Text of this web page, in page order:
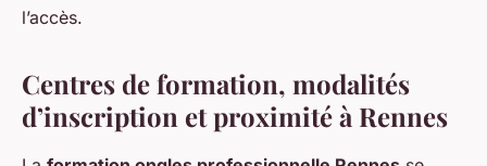
l’accès.
Centres de formation, modalités
d’inscription et proximité à Rennes